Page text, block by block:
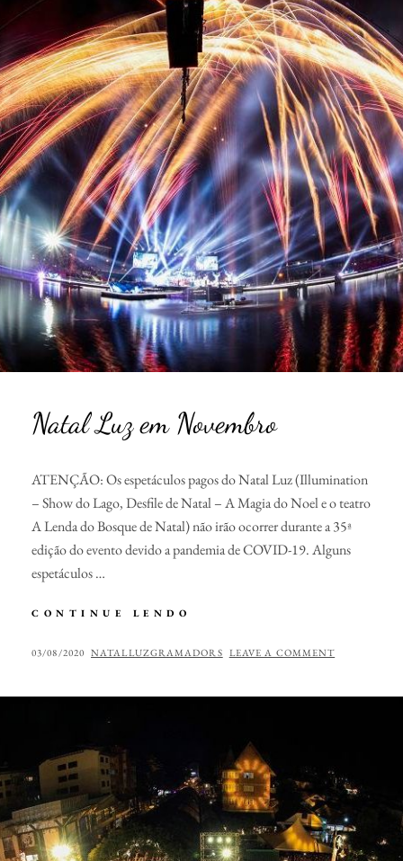
Natal Luz em Novembro
ATENÇÃO: Os espetáculos pagos do Natal Luz (Illumination
– Show do Lago, Desfile de Natal – A Magia do Noel e o teatro
A Lenda do Bosque de Natal) não irão ocorrer durante a 35ª
edição do evento devido a pandemia de COVID-19. Alguns
espetáculos …
CONTINUE LENDO
EM
POSTED
03/08/2020 BY
NATALLUZGRAMADORS LEAVE A COMMENT